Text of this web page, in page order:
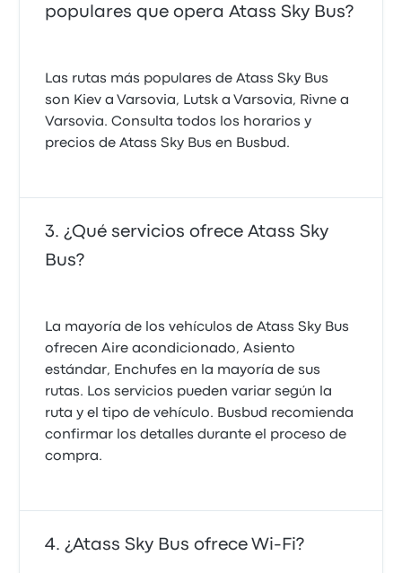
populares que opera Atass Sky Bus?
Las rutas más populares de Atass Sky Bus
son Kiev a Varsovia, Lutsk a Varsovia, Rivne a
Varsovia. Consulta todos los horarios y
precios de Atass Sky Bus en Busbud.
¿Qué servicios ofrece Atass Sky
Bus?
La mayoría de los vehículos de Atass Sky Bus
ofrecen Aire acondicionado, Asiento
estándar, Enchufes en la mayoría de sus
rutas. Los servicios pueden variar según la
ruta y el tipo de vehículo. Busbud recomienda
confirmar los detalles durante el proceso de
compra.
¿Atass Sky Bus ofrece Wi-Fi?